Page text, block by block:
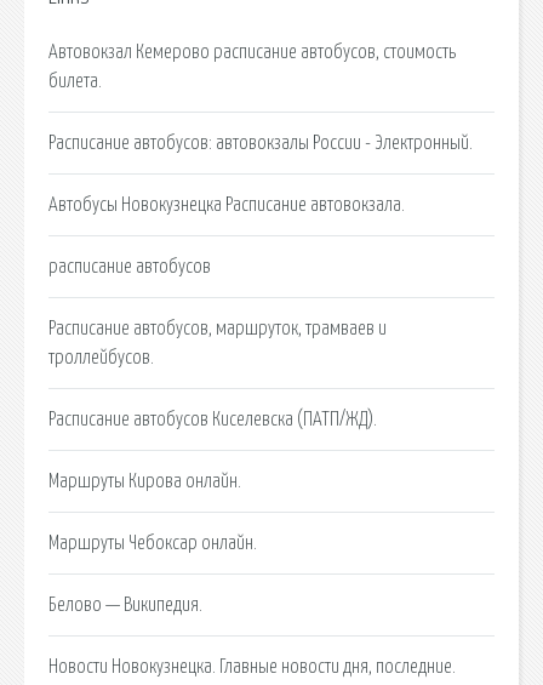
Автовокзал Кемерово расписание автобусов, стоимость
билета.
Расписание автобусов: автовокзалы России - Электронный.
Автобусы Новокузнецка Расписание автовокзала.
расписание автобусов
Расписание автобусов, маршруток, трамваев и
троллейбусов.
Расписание автобусов Киселевска (ПАТП/ЖД).
Маршруты Кирова онлайн.
Маршруты Чебоксар онлайн.
Белово — Википедия.
Новости Новокузнецка. Главные новости дня, последние.